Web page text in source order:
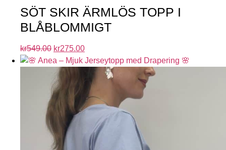
SÖT SKIR ÄRMLÖS TOPP I
BLÅBLOMMIGT
kr549.00 kr275.00